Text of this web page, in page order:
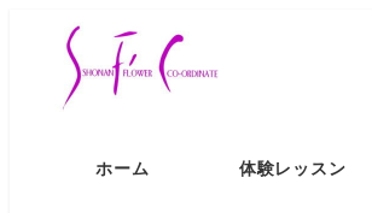
ホーム 体験レッスン